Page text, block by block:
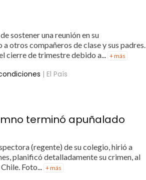
sostener una reunión en su
otros compañeros de clase y sus padres.
cierre de trimestre debido a... + más
| El País
terminó apuñalado
(regente) de su colegio, hirió a
planificó detalladamente su crimen, al
Foto...
+ más